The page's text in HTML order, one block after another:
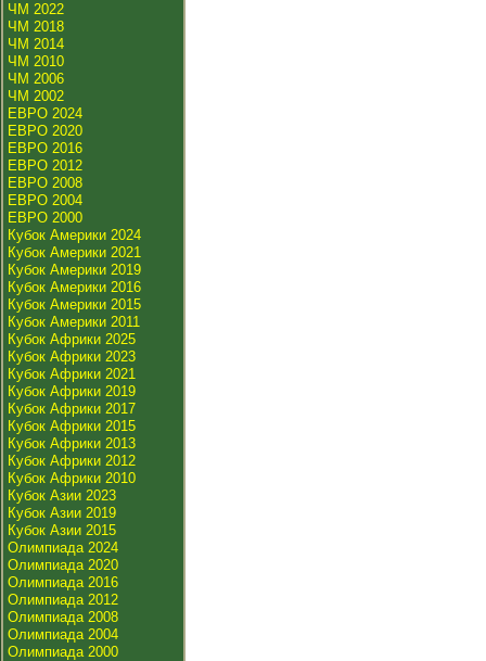
ЧМ 2022
ЧМ 2018
ЧМ 2014
ЧМ 2010
ЧМ 2006
ЧМ 2002
ЕВРО 2024
ЕВРО 2020
ЕВРО 2016
ЕВРО 2012
ЕВРО 2008
ЕВРО 2004
ЕВРО 2000
Кубок Америки 2024
Кубок Америки 2021
Кубок Америки 2019
Кубок Америки 2016
Кубок Америки 2015
Кубок Америки 2011
Кубок Африки 2025
Кубок Африки 2023
Кубок Африки 2021
Кубок Африки 2019
Кубок Африки 2017
Кубок Африки 2015
Кубок Африки 2013
Кубок Африки 2012
Кубок Африки 2010
Кубок Азии 2023
Кубок Азии 2019
Кубок Азии 2015
Олимпиада 2024
Олимпиада 2020
Олимпиада 2016
Олимпиада 2012
Олимпиада 2008
Олимпиада 2004
Олимпиада 2000